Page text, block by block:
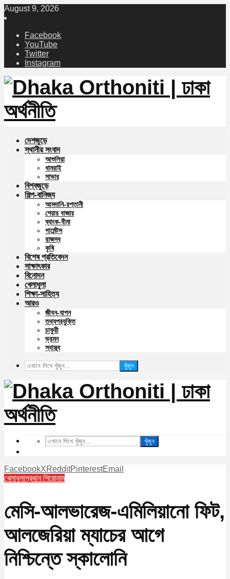
August 9, 2026
Facebook
YouTube
Twitter
Instagram
দেশজুড়ে
স্থানীয় সংবাদ
আশুলিয়া
ধামরাই
সাভার
বিশ্বজুড়ে
শিল্প-বানিজ্য
আমদানি-রপ্তানী
শেয়ার বাজার
ব্যাংক-বীমা
গার্মেন্টস
রাজস্ব
কৃষি
বিশেষ প্রতিবেদন
সাক্ষাৎকার
বিনোদন
খেলাধুলা
শিক্ষা-সাহিত্য
আরও
জীবন-যাপন
তথ্যপ্রযুক্তি
চাকুরী
ভ্রমন
স্বাস্থ্য
খুঁজুন
খুঁজুন
FacebookXRedditPinterestEmail
খেলাধুলাপ্রধান শিরোনাম
মেসি-আলভারেজ-এমিলিয়ানো ফিট,
আলজেরিয়া ম্যাচের আগে
নিশ্চিন্তে স্কালোনি